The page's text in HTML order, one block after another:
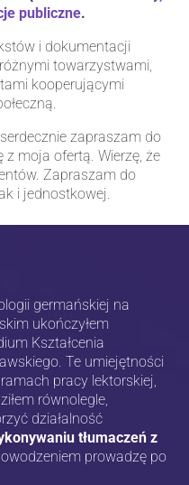
publiczne.
i dokumentacji
towarzystwami,
kooperującymi
zapraszam do
z moja ofertą. Wierzę, że
Zapraszam do
i jednostkowej.
germańskiej na
ukończyłem
Kształcenia
Te umiejętności
pracy lektorskiej,
równolegle,
działalność
tłumaczeń z
prowadzę po